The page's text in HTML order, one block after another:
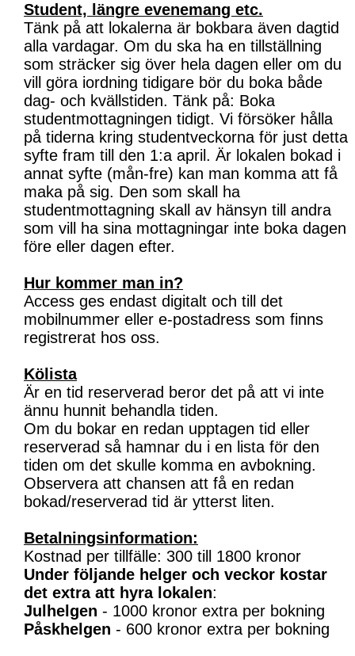
Student, längre evenemang etc.
Tänk på att lokalerna är bokbara även dagtid
alla vardagar. Om du ska ha en tillställning
som sträcker sig över hela dagen eller om du
vill göra iordning tidigare bör du boka både
dag- och kvällstiden. Tänk på: Boka
studentmottagningen tidigt. Vi försöker hålla
på tiderna kring studentveckorna för just detta
syfte fram till den 1:a april. Är lokalen bokad i
annat syfte (mån-fre) kan man komma att få
maka på sig. Den som skall ha
studentmottagning skall av hänsyn till andra
som vill ha sina mottagningar inte boka dagen
före eller dagen efter.
Hur kommer man in?
Access ges endast digitalt och till det
mobilnummer eller e-postadress som finns
registrerat hos oss.
Kölista
Är en tid reserverad beror det på att vi inte
ännu hunnit behandla tiden.
Om du bokar en redan upptagen tid eller
reserverad så hamnar du i en lista för den
tiden om det skulle komma en avbokning.
Observera att chansen att få en redan
bokad/reserverad tid är ytterst liten.
Betalningsinformation:
Kostnad per tillfälle: 300 till 1800 kronor
Under följande helger och veckor kostar
det extra att hyra lokalen:
Julhelgen - 1000 kronor extra per bokning
Påskhelgen - 600 kronor extra per bokning